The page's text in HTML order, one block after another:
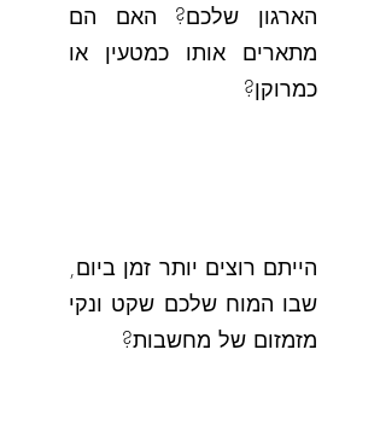
הארגון שלכם? האם הם
מתארים אותו כמטעין או
כמרוקן?
הייתם רוצים יותר זמן ביום,
שבו המוח שלכם שקט ונקי
מזמזום של מחשבות?